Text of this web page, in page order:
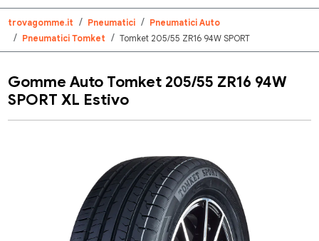
trovagomme.it Pneumatici
Pneumatici Auto
Pneumatici Tomket
Tomket 205/55 ZR16 94W SPORT
Gomme Auto Tomket 205/55 ZR16 94W
SPORT XL Estivo